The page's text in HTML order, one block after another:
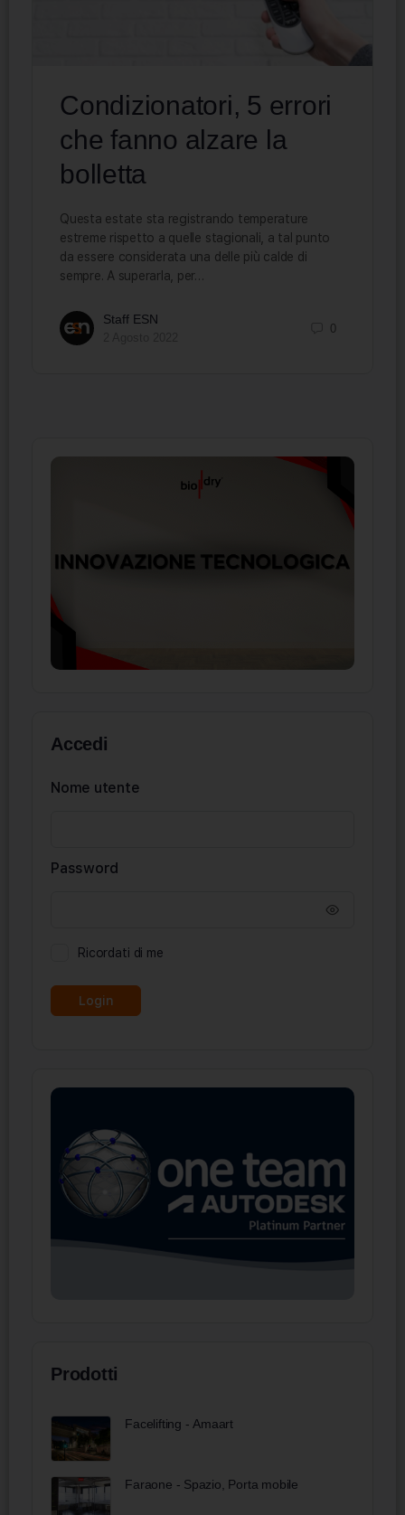
Condizionatori, 5 errori
che fanno alzare la
bolletta
Questa estate sta registrando temperature
estreme rispetto a quelle stagionali, a tal punto
da essere considerata una delle più calde di
sempre. A superarla, per…
Staff ESN
0
Accedi
Nome utente
Password
Ricordati di me
Prodotti
Facelifting - Amaart
Faraone - Spazio, Porta mobile